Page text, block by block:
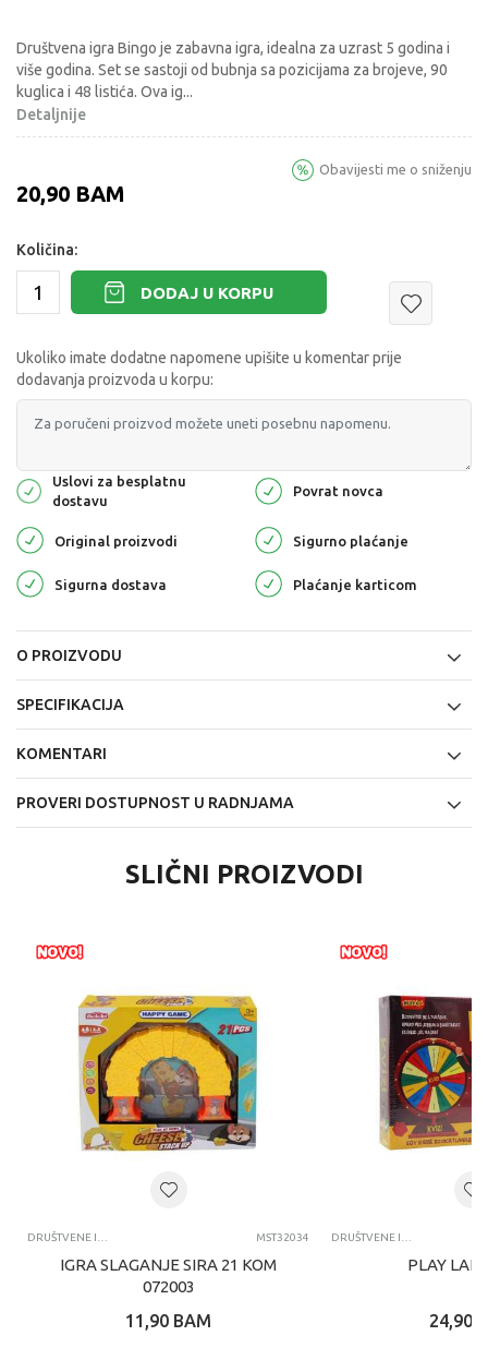
Društvena igra Bingo je zabavna igra, idealna za uzrast 5 godina i
više godina. Set se sastoji od bubnja sa pozicijama za brojeve, 90
kuglica i 48 listića. Ova ig...
Detaljnije
20,90 BAM
Obavijesti me o sniženju
Količina:
DODAJ U KORPU
Ukoliko imate dodatne napomene upišite u komentar prije
dodavanja proizvoda u korpu:
Uslovi za besplatnu
dostavu
Povrat novca
Original proizvodi Sigurno plaćanje
Sigurna dostava Plaćanje karticom
O PROIZVODU
SPECIFIKACIJA
KOMENTARI
PROVERI DOSTUPNOST U RADNJAMA
SLIČNI PROIZVODI
DRUŠTVENE IGRE MST32034
IGRA SLAGANJE SIRA 21 KOM
072003
11,90 BAM
DRUŠTVENE IGRE
PLAY
24,90